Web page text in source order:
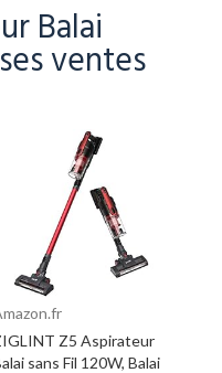
Balai
ventes
Z5 Aspirateur
sans Fil 120W, Balai